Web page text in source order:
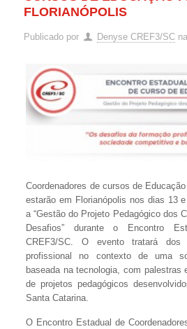
FLORIANÓPOLIS
Publicado por Denyse CREF3/SC na
Coordenadores de cursos de
estarão em Florianópolis nos dias 13
a “Gestão do Projeto Pedagógico dos
Desafios” durante o Encontro
CREF3/SC. O evento tratará dos
profissional no contexto de uma
baseada na tecnologia, com palestras
de projetos pedagógicos
Santa Catarina.
O Encontro Estadual de